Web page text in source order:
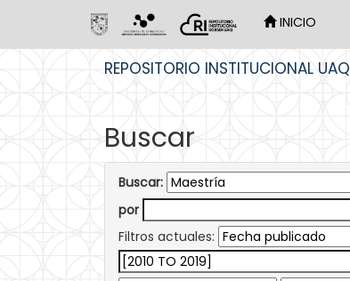
INICIO
REPOSITORIO INSTITUCIONAL UAQ
Buscar
Buscar:
por
Filtros actuales: